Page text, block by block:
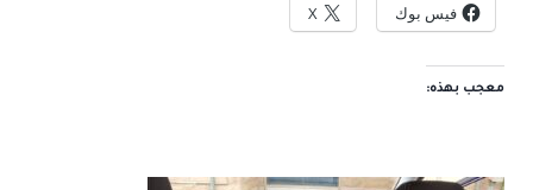
فيس بوك X
معجب بهذه: